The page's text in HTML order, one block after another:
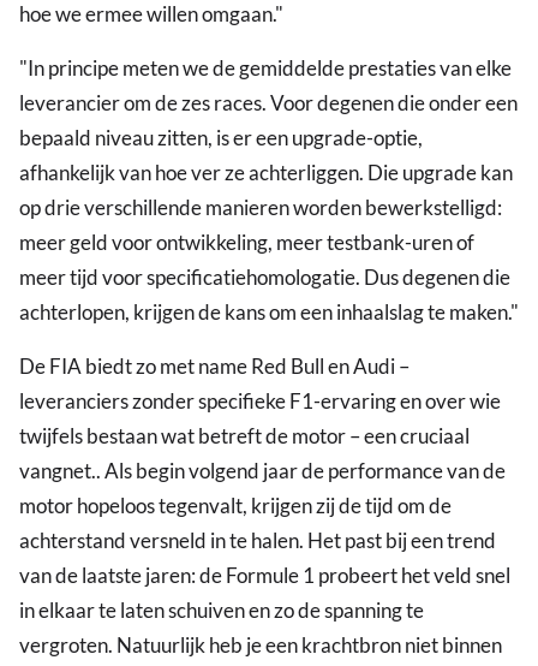
hoe we ermee willen omgaan."
"In principe meten we de gemiddelde prestaties van elke
leverancier om de zes races. Voor degenen die onder een
bepaald niveau zitten, is er een upgrade-optie,
afhankelijk van hoe ver ze achterliggen. Die upgrade kan
op drie verschillende manieren worden bewerkstelligd:
meer geld voor ontwikkeling, meer testbank-uren of
meer tijd voor specificatiehomologatie. Dus degenen die
achterlopen, krijgen de kans om een inhaalslag te maken."
De FIA biedt zo met name Red Bull en Audi –
leveranciers zonder specifieke F1-ervaring en over wie
twijfels bestaan wat betreft de motor – een cruciaal
vangnet.. Als begin volgend jaar de performance van de
motor hopeloos tegenvalt, krijgen zij de tijd om de
achterstand versneld in te halen. Het past bij een trend
van de laatste jaren: de Formule 1 probeert het veld snel
in elkaar te laten schuiven en zo de spanning te
vergroten. Natuurlijk heb je een krachtbron niet binnen